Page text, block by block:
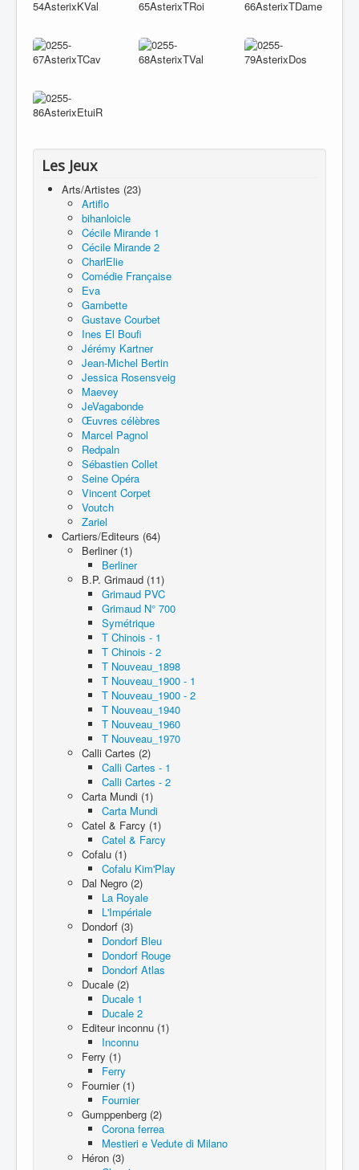
Les Jeux
Arts/Artistes (23)
Artiflo
bihanloicle
Cécile Mirande 1
Cécile Mirande 2
CharlElie
Comédie Française
Eva
Gambette
Gustave Courbet
Ines El Boufi
Jérémy Kartner
Jean-Michel Bertin
Jessica Rosensveig
Maevey
JeVagabonde
Œuvres célèbres
Marcel Pagnol
Redpaln
Sébastien Collet
Seine Opéra
Vincent Corpet
Voutch
Zariel
Cartiers/Editeurs (64)
Berliner (1)
Berliner
B.P. Grimaud (11)
Grimaud PVC
Grimaud N° 700
Symétrique
T Chinois - 1
T Chinois - 2
T Nouveau_1898
T Nouveau_1900 - 1
T Nouveau_1900 - 2
T Nouveau_1940
T Nouveau_1960
T Nouveau_1970
Calli Cartes (2)
Calli Cartes - 1
Calli Cartes - 2
Carta Mundi (1)
Carta Mundi
Catel & Farcy (1)
Catel & Farcy
Cofalu (1)
Cofalu Kim'Play
Dal Negro (2)
La Royale
L'Impériale
Dondorf (3)
Dondorf Bleu
Dondorf Rouge
Dondorf Atlas
Ducale (2)
Ducale 1
Ducale 2
Editeur inconnu (1)
Inconnu
Ferry (1)
Ferry
Fournier (1)
Fournier
Gumppenberg (2)
Corona ferrea
Mestieri e Vedute di Milano
Héron (3)